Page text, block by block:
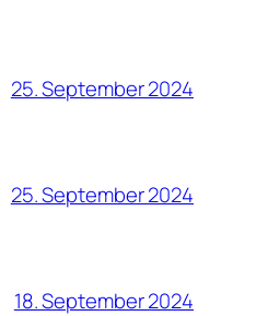
25. September 2024
25. September 2024
18. September 2024